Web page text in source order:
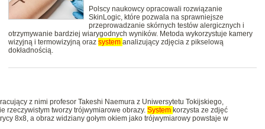
Polscy naukowcy opracowali rozwiązanie
SkinLogic, które pozwala na sprawniejsze
przeprowadzanie skórnych testów alergicznych i
otrzymywanie bardziej wiarygodnych wyników. Metoda wykorzystuje kamery
wizyjną i termowizyjną oraz system analizujący zdjęcia z pikselową
dokładnością.
z nimi profesor Takeshi Naemura z Uniwersytetu Tokijskiego,
rzeczywistym tworzy trójwymiarowe obrazy. System korzysta ze zdjęć
8x8, a obraz widziany gołym okiem jako trójwymiarowy powstaje w